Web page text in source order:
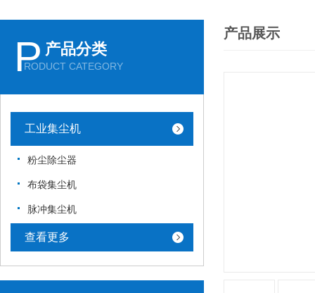
P 产品分类
RODUCT CATEGORY
工业集尘机
粉尘除尘器
布袋集尘机
脉冲集尘机
查看更多
产品展示